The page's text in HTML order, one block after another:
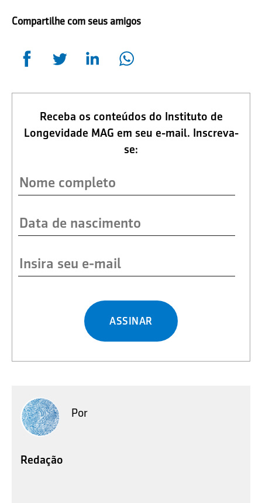
Compartilhe com seus amigos
Receba os conteúdos do Instituto de
Longevidade MAG em seu e-mail. Inscreva-
se:
ASSINAR
Por
Redação